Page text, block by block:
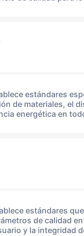
estándares
de materiales, el
energética en
estándares
de calidad
y la integridad